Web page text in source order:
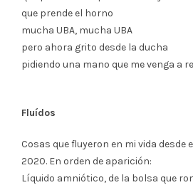
que prende el horno
mucha UBA, mucha UBA
pero ahora grito desde la ducha
pidiendo una mano que me venga a
Fluídos
Cosas que fluyeron en mi vida desde
2020. En orden de aparición:
Líquido amniótico, de la bolsa que